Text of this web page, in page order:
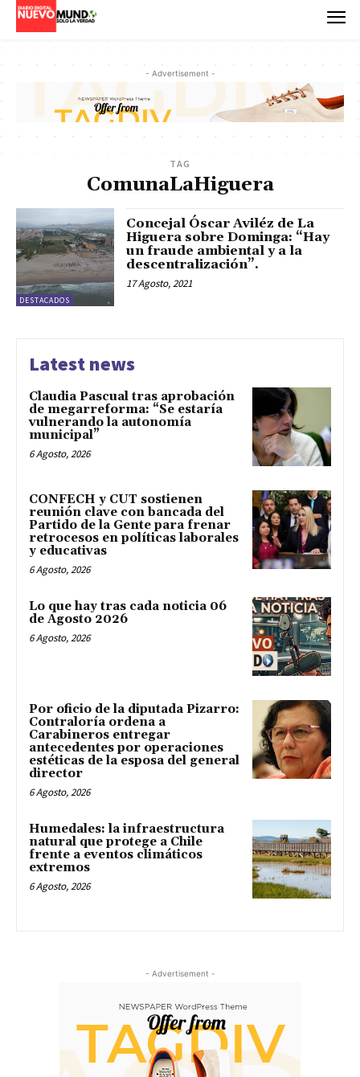
- Advertisement -
TAG
ComunaLaHiguera
DESTACADOS
Concejal Óscar Aviléz de La
Higuera sobre Dominga: “Hay
un fraude ambiental y a la
descentralización”.
17 Agosto, 2021
Latest news
Claudia Pascual tras aprobación
de megarreforma: “Se estaría
vulnerando la autonomía
municipal”
6 Agosto, 2026
CONFECH y CUT sostienen
reunión clave con bancada del
Partido de la Gente para frenar
retrocesos en políticas laborales
y educativas
6 Agosto, 2026
Lo que hay tras cada noticia 06
de Agosto 2026
6 Agosto, 2026
Por oficio de la diputada Pizarro:
Contraloría ordena a
Carabineros entregar
antecedentes por operaciones
estéticas de la esposa del general
director
6 Agosto, 2026
Humedales: la infraestructura
natural que protege a Chile
frente a eventos climáticos
extremos
6 Agosto, 2026
- Advertisement -